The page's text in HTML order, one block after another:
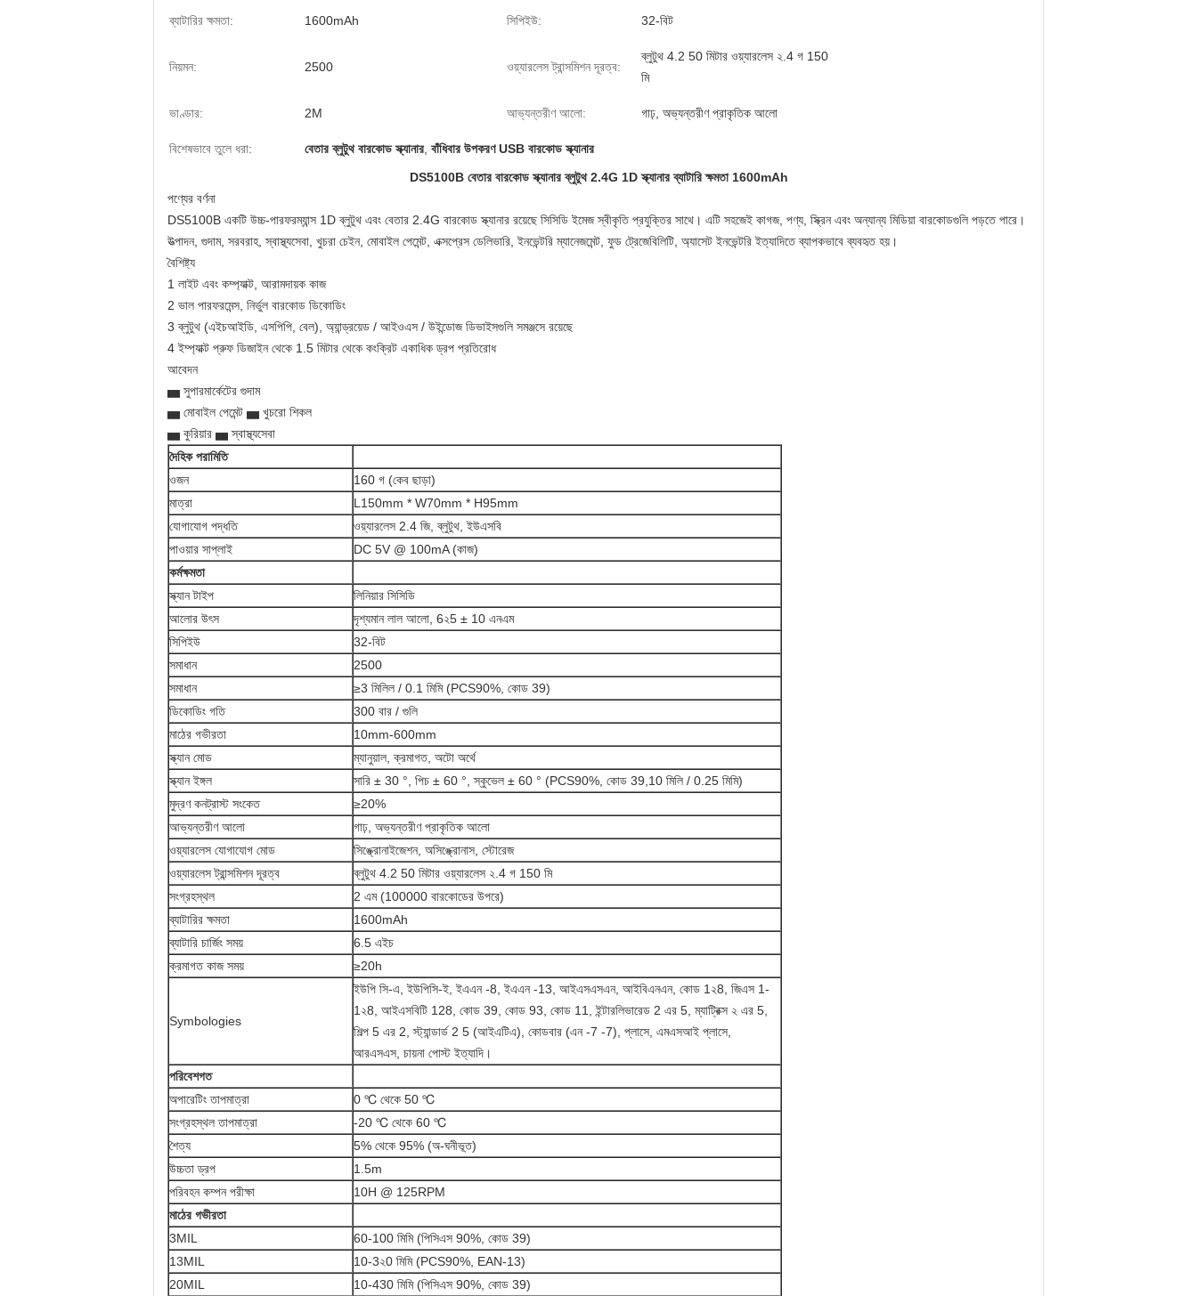
ব্যাটারির ক্ষমতা:
1600mAh সিপিইউ: 32-বিট
নিয়মন: 2500 ওয়্যারলেস ট্রান্সমিশন দূরত্ব:
ব্লুটুথ 4.2 50 মিটার ওয়্যারলেস ২.4 গ ​​150
মি
ভাণ্ডার: 2M আভ্যন্তরীণ আলো: গাঢ়, অভ্যন্তরীণ প্রাকৃতিক আলো
বিশেষভাবে তুলে ধরা: বেতার ব্লুটুথ বারকোড স্ক্যানার বাঁধিবার উপকরণ USB বারকোড স্ক্যানার
DS5100B বেতার বারকোড স্ক্যানার ব্লুটুথ 2.4G 1D স্ক্যানার ব্যাটারি ক্ষমতা 1600mAh
পণ্যের বর্ণনা
DS5100B একটি উচ্চ-পারফরম্যান্স 1D ব্লুটুথ এবং বেতার 2.4G বারকোড স্ক্যানার রয়েছে সিসিডি ইমেজ স্বীকৃতি প্রযুক্তির সাথে। এটি সহজেই কাগজ, পণ্য, স্ক্রিন এবং অন্যান্য মিডিয়া বারকোডগুলি পড়তে পারে।
উত্পাদন, গুদাম, সরবরাহ, স্বাস্থ্যসেবা, খুচরা চেইন, মোবাইল পেমেন্ট, এক্সপ্রেস ডেলিভারি, ইনভেন্টরি ম্যানেজমেন্ট, ফুড ট্রেজেবিলিটি, অ্যাসেট ইনভেন্টরি ইত্যাদিতে ব্যাপকভাবে ব্যবহৃত হয়।
বৈশিষ্ট্য
1 লাইট এবং কম্প্যাক্ট, আরামদায়ক কাজ
2 ভাল পারফরমেন্স, নির্ভুল বারকোড ডিকোডিং
3 ব্লুটুথ (এইচআইডি, এসপিপি, বেল), অ্যান্ড্রয়েড / আইওএস / উইন্ডোজ ডিভাইসগুলি সমঞ্জসে রয়েছে
4 ইম্প্যাক্ট প্রুফ ডিজাইন থেকে 1.5 মিটার থেকে কংক্রিট একাধিক ড্রপ প্রতিরোধ
আবেদন
▅ সুপারমার্কেটের গুদাম
▅ মোবাইল পেমেন্ট ▅ খুচরো শিকল
▅ কুরিয়ার ▅ স্বাস্থ্যসেবা
দৈহিক পরামিতি
ওজন
160 গ (কেব ছাড়া)
মাত্রা
L150mm * W70mm * H95mm
যোগাযোগ পদ্ধতি
ওয়্যারলেস 2.4 জি, ব্লুটুথ, ইউএসবি
পাওয়ার সাপ্লাই
DC 5V @ 100mA (কাজ)
কর্মক্ষমতা
স্ক্যান টাইপ
লিনিয়ার সিসিডি
আলোর উৎস
দৃশ্যমান লাল আলো, 6২5 ± 10 এনএম
সিপিইউ
32-বিট
সমাধান
2500
সমাধান
≥3 মিলিল / 0.1 মিমি (PCS90%, কোড 39)
ডিকোডিং গতি
300 বার / গুলি
মাঠের গভীরতা
10mm-600mm
স্ক্যান মোড
ম্যানুয়াল, ক্রমাগত, অটো অর্থে
স্ক্যান ইঙ্গল
সারি ± 30 °, পিচ ± 60 °, স্কুভেল ± 60 ° (PCS90%, কোড 39,10 মিলি / 0.25 মিমি)
মুদ্রণ কনট্রাস্ট সংকেত
≥20%
আভ্যন্তরীণ আলো
গাঢ়, অভ্যন্তরীণ প্রাকৃতিক আলো
ওয়্যারলেস যোগাযোগ মোড
সিঙ্ক্রোনাইজেশন, অসিঙ্ক্রোনাস, স্টোরেজ
ওয়্যারলেস ট্রান্সমিশন দূরত্ব
ব্লুটুথ 4.2 50 মিটার ওয়্যারলেস ২.4 গ ​​150 মি
সংগ্রহস্থল
2 এম (100000 বারকোডের উপরে)
ব্যাটারির ক্ষমতা
1600mAh
ব্যাটারি চার্জিং সময়
6.5 এইচ
ক্রমাগত কাজ সময়
≥20h
Symbologies
ইউপি সি-এ, ইউপিসি-ই, ইএএন -8, ইএএন -13, আইএসএসএন, আইবিএনএন, কোড 1২8, জিএস 1-
1২8, আইএসবিটি 128, কোড 39, কোড 93, কোড 11, ইন্টারলিভারেড 2 এর 5, ম্যাট্রিক্স ২ এর 5,
শিল্প 5 এর 2, স্ট্যান্ডার্ড 2 5 (আইএটিএ), কোডবার (এন -7 -7), প্লাসে, এমএসআই প্লাসে,
আরএসএস, চায়না পোস্ট ইত্যাদি।
পরিবেশগত
অপারেটিং তাপমাত্রা
0 ℃ থেকে 50 ℃
সংগ্রহস্থল তাপমাত্রা
-20 ℃ থেকে 60 ℃
শৈত্য
5% থেকে 95% (অ-ঘনীভূত)
উচ্চতা ড্রপ
1.5m
পরিবহন কম্পন পরীক্ষা
10H @ 125RPM
মাঠের গভীরতা
3MIL
60-100 মিমি (পিসিএস 90%, কোড 39)
13MIL
10-3২0 মিমি (PCS90%, EAN-13)
20MIL
10-430 মিমি (পিসিএস 90%, কোড 39)